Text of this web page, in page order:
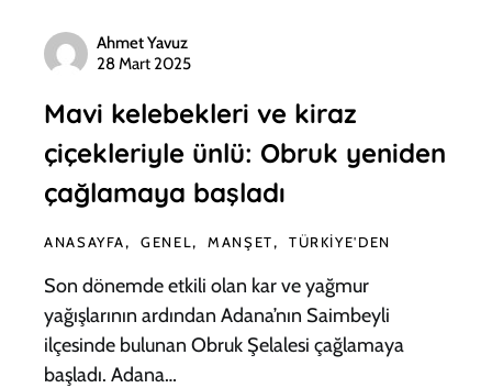
Ahmet Yavuz
28 Mart 2025
Mavi kelebekleri ve kiraz
çiçekleriyle ünlü: Obruk yeniden
çağlamaya başladı
ANASAYFA GENEL MANŞET TÜRKIYE'DEN
Son dönemde etkili olan kar ve yağmur
yağışlarının ardından Adana’nın Saimbeyli
ilçesinde bulunan Obruk Şelalesi çağlamaya
başladı. Adana…